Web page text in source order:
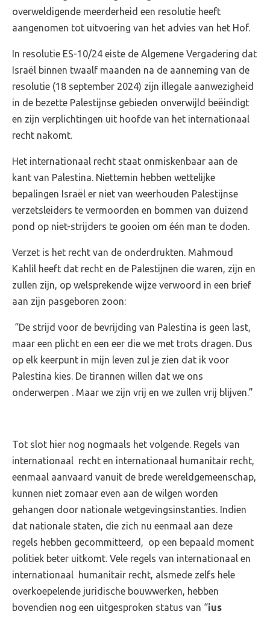
overweldigende meerderheid een resolutie heeft
aangenomen tot uitvoering van het advies van het Hof.
In resolutie ES-10/24 eiste de Algemene Vergadering dat
Israël binnen twaalf maanden na de aanneming van de
resolutie (18 september 2024) zijn illegale aanwezigheid
in de bezette Palestijnse gebieden onverwijld beëindigt
en zijn verplichtingen uit hoofde van het internationaal
recht nakomt.
Het internationaal recht staat onmiskenbaar aan de
kant van Palestina. Niettemin hebben wettelijke
bepalingen Israël er niet van weerhouden Palestijnse
verzetsleiders te vermoorden en bommen van duizend
pond op niet-strijders te gooien om één man te doden.
Verzet is het recht van de onderdrukten. Mahmoud
Kahlil heeft dat recht en de Palestijnen die waren, zijn en
zullen zijn, op welsprekende wijze verwoord in een brief
aan zijn pasgeboren zoon:
“De strijd voor de bevrijding van Palestina is geen last,
maar een plicht en een eer die we met trots dragen. Dus
op elk keerpunt in mijn leven zul je zien dat ik voor
Palestina kies. De tirannen willen dat we ons
onderwerpen . Maar we zijn vrij en we zullen vrij blijven.”
Tot slot hier nog nogmaals het volgende. Regels van
internationaal recht en internationaal humanitair recht,
eenmaal aanvaard vanuit de brede wereldgemeenschap,
kunnen niet zomaar even aan de wilgen worden
gehangen door nationale wetgevingsinstanties. Indien
dat nationale staten, die zich nu eenmaal aan deze
regels hebben gecommitteerd, op een bepaald moment
politiek beter uitkomt. Vele regels van internationaal en
internationaal humanitair recht, alsmede zelfs hele
overkoepelende juridische bouwwerken, hebben
bovendien nog een uitgesproken status van “ius